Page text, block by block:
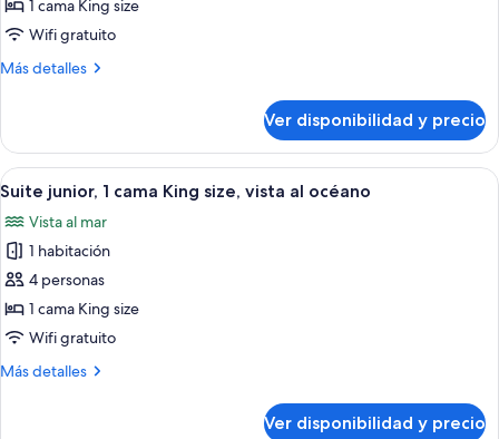
junior,
cama
1 cama King size
Wifi gratuito
Más detalles
Más
junior,
cama
size
Ver disponibilidad y precio
Ver
todas
las
fotos
de
Suite
junior,
cama
Una habitación de hotel con una
6
Suite junior, 1 cama King size, vista al océano
Vista al mar
1 habitación
4 personas
1 cama King size
Wifi gratuito
Más detalles
Más
Ver disponibilidad y precio